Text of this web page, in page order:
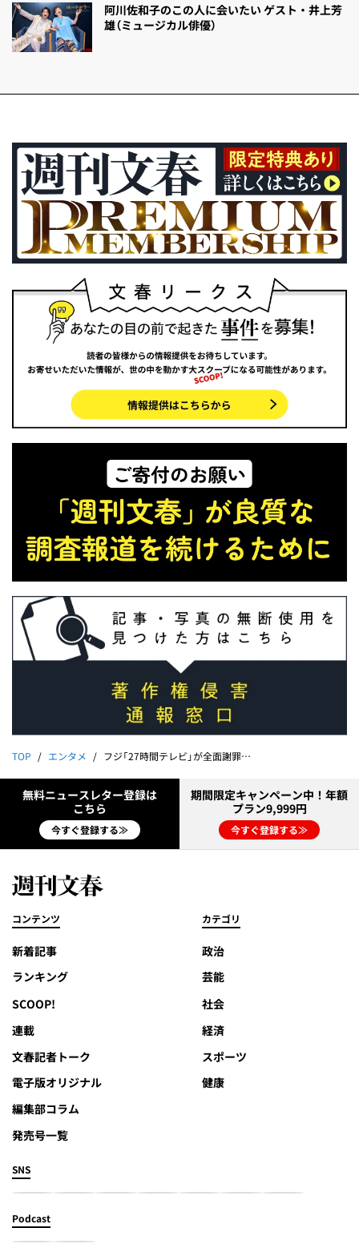
阿川佐和子のこの人に会いたい ゲスト・井上芳
雄（ミュージカル俳優）
TOP エンタメ フジ「27時間テレビ」が全面謝罪した“粗品逆バンジー事件”《涙を浮かべて「もう帰るわ」》
無料ニュースレター登録は
こちら
今すぐ登録する≫
期間限定キャンペーン中！年額
プラン9,999円
今すぐ登録する≫
コンテンツ
新着記事
ランキング
SCOOP!
連載
文春記者トーク
電子版オリジナル
編集部コラム
発売号一覧
カテゴリ
政治
芸能
社会
経済
スポーツ
健康
SNS
Podcast